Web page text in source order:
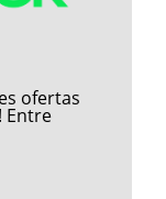
ofertas
Entre